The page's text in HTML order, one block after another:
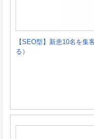
【SEO型】新患10名を集
る）